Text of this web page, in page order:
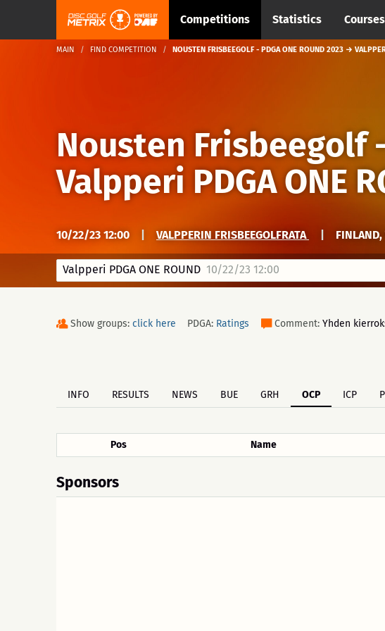
Competitions Statistics Courses
MAIN FIND COMPETITION NOUSTEN FRISBEEGOLF - PDGA ONE ROUND 2023 →
Nousten Frisbeegolf -
Valpperi PDGA ONE
10/22/23 12:00 VALPPERIN FRISBEEGOLFRATA
Valpperi PDGA ONE ROUND 10/22/23 12:00
Show groups: click here PDGA: Ratings Comment: Yhden
INFO RESULTS NEWS BUE GRH OCP ICP
Pos Name
Sponsors